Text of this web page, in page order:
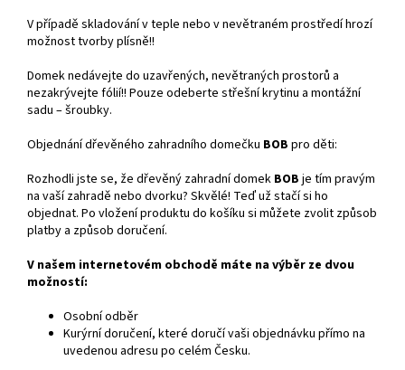
V případě skladování v teple nebo v nevětraném prostředí hrozí
možnost tvorby plísně!!
Domek nedávejte do uzavřených, nevětraných prostorů a
nezakrývejte fólií!! Pouze odeberte střešní krytinu a montážní
sadu – šroubky.
Objednání dřevěného zahradního domečku BOB pro děti:
Rozhodli jste se, že dřevěný zahradní domek BOB je tím pravým
na vaší zahradě nebo dvorku? Skvělé! Teď už stačí si ho
objednat. Po vložení produktu do košíku si můžete zvolit způsob
platby a způsob doručení.
V našem internetovém obchodě máte na výběr ze dvou
možností:
Osobní odběr
Kurýrní doručení, které doručí vaši objednávku přímo na
uvedenou adresu po celém Česku.